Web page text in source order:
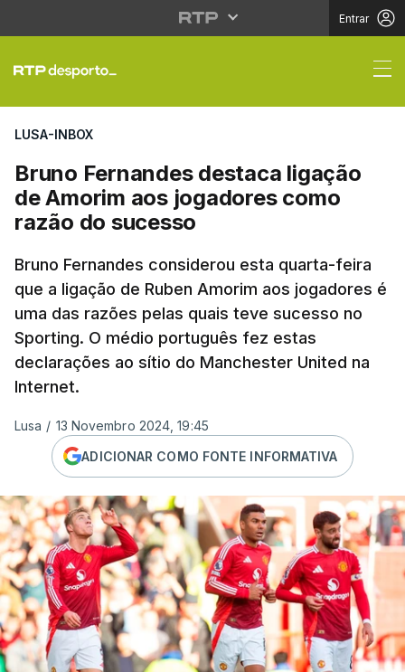
Entrar
Bruno Fernandes
LUSA-INBOX
Bruno Fernandes destaca ligação
de Amorim aos jogadores como
razão do sucesso
Bruno Fernandes considerou esta quarta-feira
que a ligação de Ruben Amorim aos jogadores é
uma das razões pelas quais teve sucesso no
Sporting. O médio português fez estas
declarações ao sítio do Manchester United na
Internet.
Lusa / 13 Novembro 2024, 19:45
ADICIONAR COMO FONTE INFORMATIVA